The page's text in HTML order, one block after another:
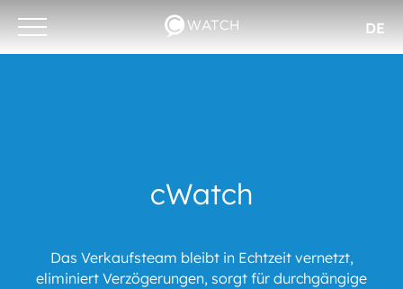
Otwórz/zamknij
menu
DE
cWatch
Das Verkaufsteam bleibt in Echtzeit vernetzt,
eliminiert Verzögerungen, sorgt für durchgängige